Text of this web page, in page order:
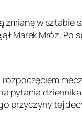
w
Marek Mróz. Po
przyczyny tej